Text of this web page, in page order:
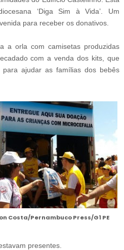
‘Diga Sim à Vida’. Um
para receber os donativos.
a orla com camisetas produzidas
com a venda dos kits, que
ajudar as famílias dos bebês
Costa/Pernambuco Press/G1 PE
presentes.